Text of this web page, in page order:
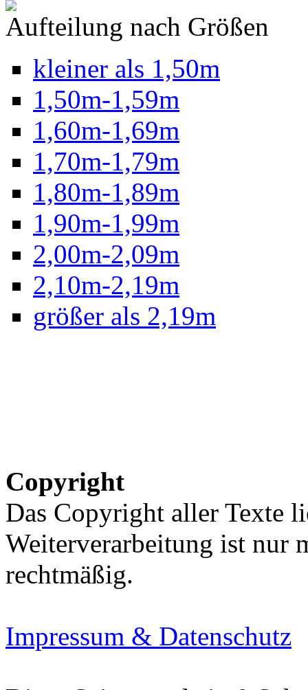
Aufteilung nach Größen
kleiner als 1,50m
1,50m-1,59m
1,60m-1,69m
1,70m-1,79m
1,80m-1,89m
1,90m-1,99m
2,00m-2,09m
2,10m-2,19m
größer als 2,19m
Copyright
Das Copyright aller Texte
Weiterverarbeitung ist nur
rechtmäßig.
Impressum & Datenschutz